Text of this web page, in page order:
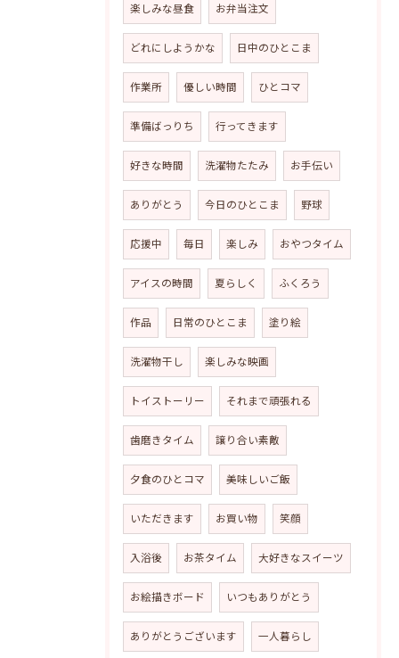
楽しみな昼食 お弁当注文
どれにしようかな 日中のひとこま
作業所 優しい時間 ひとコマ
準備ばっりち 行ってきます
好きな時間 洗濯物たたみ お手伝い
ありがとう 今日のひとこま 野球
応援中 毎日 楽しみ おやつタイム
アイスの時間 夏らしく ふくろう
作品 日常のひとこま 塗り絵
洗濯物干し 楽しみな映画
トイストーリー それまで頑張れる
歯磨きタイム 譲り合い素敵
夕食のひとコマ 美味しいご飯
いただきます お買い物 笑顔
入浴後 お茶タイム 大好きなスイーツ
お絵描きボード いつもありがとう
ありがとうございます 一人暮らし